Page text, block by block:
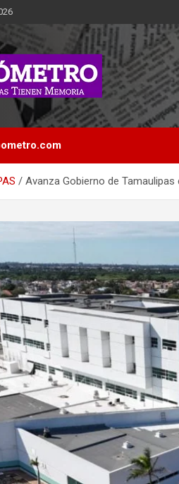
Memoria
Avanza Gobierno de